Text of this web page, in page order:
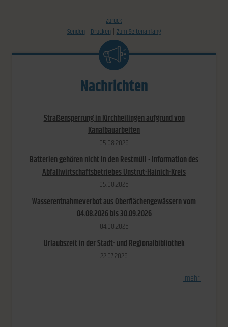
zurück
Senden Drucken Zum Seitenanfang
Nachrichten
Straßensperrung in Kirchheilingen aufgrund von
Kanalbauarbeiten
05.​08.​2026
Batterien gehören nicht in den Restmüll - Information des
Abfallwirtschaftsbetriebes Unstrut-Hainich-Kreis
05.​08.​2026
Wasserentnahmeverbot aus Oberflächengewässern vom
04.08.2026 bis 30.09.2026
04.​08.​2026
Urlaubszeit in der Stadt- und Regionalbibliothek
22.​07.​2026
mehr